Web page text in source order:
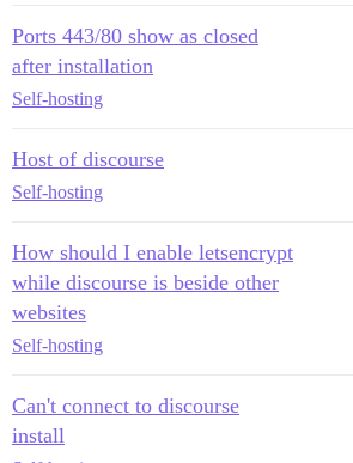
Ports 443/80 show as closed
after installation
Self-hosting
Host of discourse
Self-hosting
How should I enable letsencrypt
while discourse is beside other
websites
Self-hosting
Can't connect to discourse
install